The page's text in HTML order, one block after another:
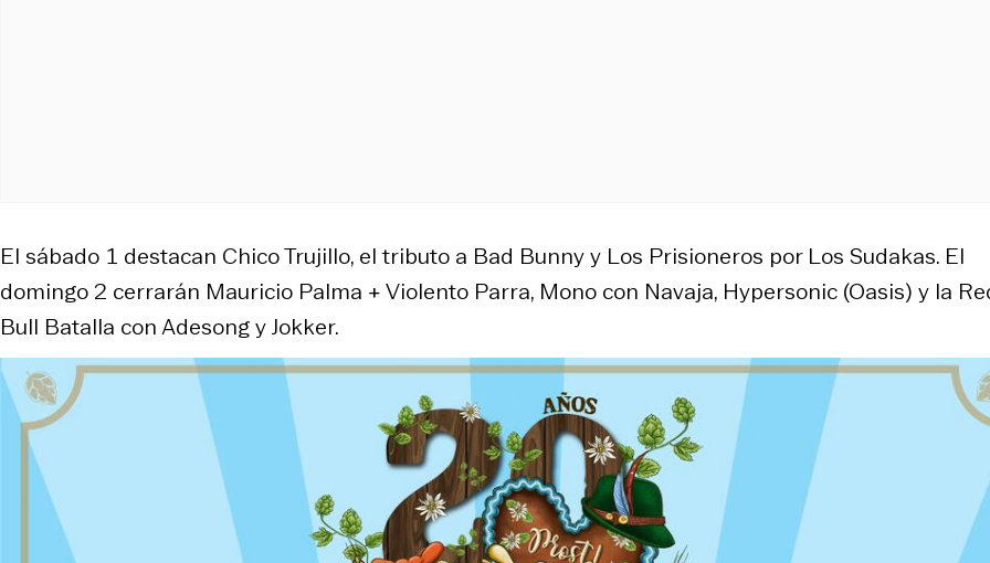
El sábado 1 destacan Chico Trujillo, el tributo a Bad Bunny y Los Prisioneros por Los Sudakas. El
domingo 2 cerrarán Mauricio Palma + Violento Parra, Mono con Navaja, Hypersonic (Oasis) y la
Bull Batalla con Adesong y Jokker.